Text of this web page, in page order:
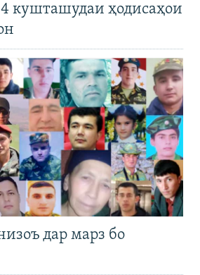
кушташудаи ҳодисаҳои
дар марз бо